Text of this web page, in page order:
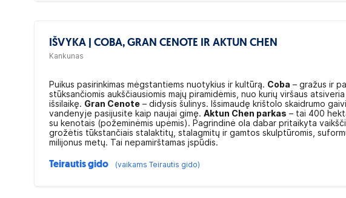
IŠVYKA Į COBA, GRAN CENOTE IR AKTUN CHEN
Kankunas
Puikus pasirinkimas mėgstantiems nuotykius ir kultūrą. Coba – gražus ir
stūksančiomis aukščiausiomis majų piramidėmis, nuo kurių viršaus
išsilaikę. Gran Cenote – didysis šulinys. Išsimaudę krištolo skaidrumo
vandenyje pasijusite kaip naujai gimę. Aktun Chen parkas – tai 400
su kenotais (požeminėmis upėmis). Pagrindinė ola dabar pritaikyta
grožėtis tūkstančiais stalaktitų, stalagmitų ir gamtos skulptūromis,
milijonus metų. Tai nepamirštamas įspūdis.
Teirautis gido (vaikams Teirautis gido)